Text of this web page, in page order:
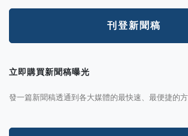
刊登新聞稿
立即購買新聞稿曝光
發一篇新聞稿透通到各大媒體的最快速、最便捷的方